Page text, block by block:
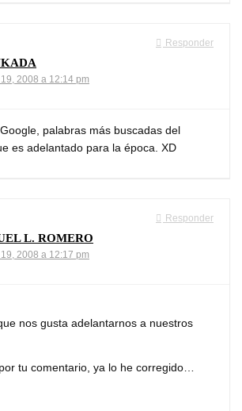
Responder
2008 a 12:14 pm
palabras más buscadas del
es adelantado para la época. XD
Responder
L. ROMERO
2008 a 12:17 pm
nos gusta adelantarnos a nuestros
tu comentario, ya lo he corregido…